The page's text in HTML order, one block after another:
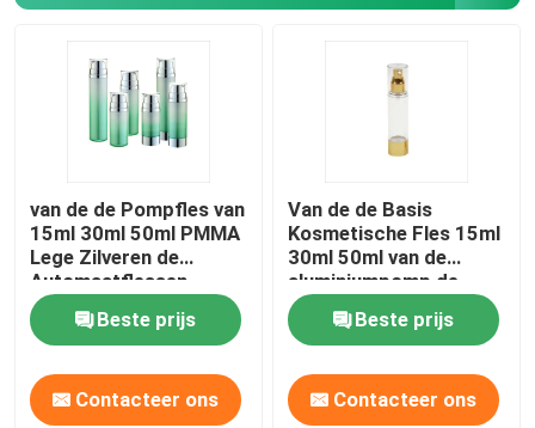
Shampoo en veredelingsmiddelfles
middel om nagellak te verwijderenfles
Plastiek Gelamineerde Buis
Plastic Schroefdeksel
Kosmetische Lotionpomp
van de de Pompfles van
15ml 30ml 50ml PMMA
Lege Zilveren de
Automaatflessen
Zonder lucht Zonder
lucht
Beste prijs
Contacteer ons
Van de de Basis
Kosmetische Fles 15ml
30ml 50ml van de
aluminiumpomp de
Pompfles Zonder lucht
Zonder luchtBeste prijs
Contacteer ons